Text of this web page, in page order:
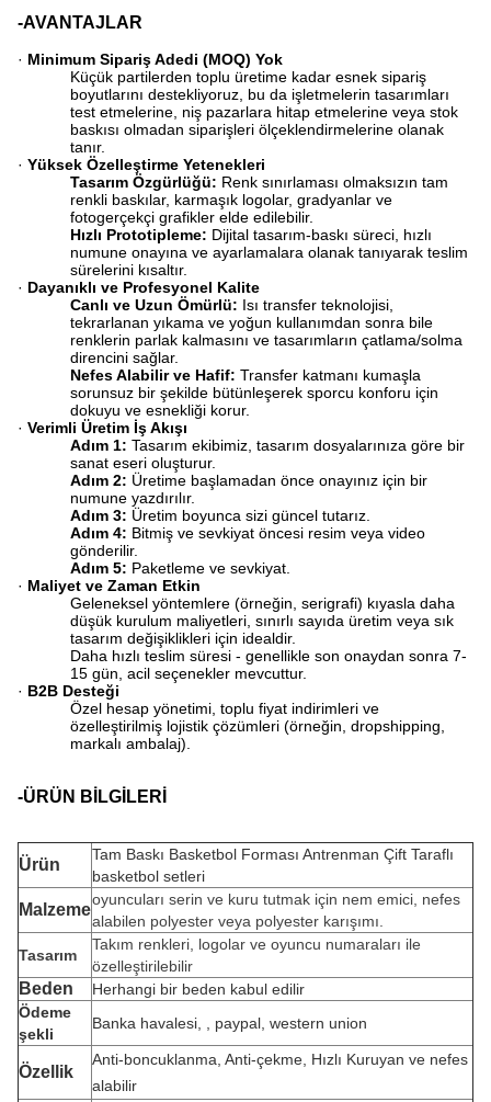
-AVANTAJLAR
· Minimum Sipariş Adedi (MOQ) Yok
Küçük partilerden toplu üretime kadar esnek sipariş
boyutlarını destekliyoruz, bu da işletmelerin tasarımları
test etmelerine, niş pazarlara hitap etmelerine veya stok
baskısı olmadan siparişleri ölçeklendirmelerine olanak
tanır.
· Yüksek Özelleştirme Yetenekleri
Tasarım Özgürlüğü: ​ Renk sınırlaması olmaksızın tam
renkli baskılar, karmaşık logolar, gradyanlar ve
fotogerçekçi grafikler elde edilebilir.
Hızlı Prototipleme: ​ Dijital tasarım-baskı süreci, hızlı
numune onayına ve ayarlamalara olanak tanıyarak teslim
sürelerini kısaltır.
· Dayanıklı ve Profesyonel Kalite
Canlı ve Uzun Ömürlü: ​ Isı transfer teknolojisi,
tekrarlanan yıkama ve yoğun kullanımdan sonra bile
renklerin parlak kalmasını ve tasarımların çatlama/solma
direncini sağlar.
Nefes Alabilir ve Hafif: ​ Transfer katmanı kumaşla
sorunsuz bir şekilde bütünleşerek sporcu konforu için
dokuyu ve esnekliği korur.
· Verimli Üretim İş Akışı
Adım 1: ​ Tasarım ekibimiz, tasarım dosyalarınıza göre bir
sanat eseri oluşturur.
Adım 2: ​ Üretime başlamadan önce onayınız için bir
numune yazdırılır.
Adım 3: ​ Üretim boyunca sizi güncel tutarız.
Adım 4: ​ Bitmiş ve sevkiyat öncesi resim veya video
gönderilir.
Adım 5: ​ Paketleme ve sevkiyat.
· Maliyet ve Zaman Etkin
Geleneksel yöntemlere (örneğin, serigrafi) kıyasla daha
düşük kurulum maliyetleri, sınırlı sayıda üretim veya sık
tasarım değişiklikleri için idealdir.
Daha hızlı teslim süresi - genellikle son onaydan sonra 7-
15 gün, acil seçenekler mevcuttur.
· B2B Desteği
Özel hesap yönetimi, toplu fiyat indirimleri ve
özelleştirilmiş lojistik çözümleri (örneğin, dropshipping,
markalı ambalaj).
-ÜRÜN BİLGİLERİ
Ürün
Tam Baskı Basketbol Forması Antrenman Çift Taraflı
basketbol setleri
Malzeme
oyuncuları serin ve kuru tutmak için nem emici, nefes
alabilen polyester veya polyester karışımı.
Tasarım
Takım renkleri, logolar ve oyuncu numaraları ile
özelleştirilebilir
Beden
Herhangi bir beden kabul edilir
Ödeme
şekli
Banka havalesi, , paypal, western union
Özellik
Anti-boncuklanma, Anti-çekme, Hızlı Kuruyan ve nefes
alabilir